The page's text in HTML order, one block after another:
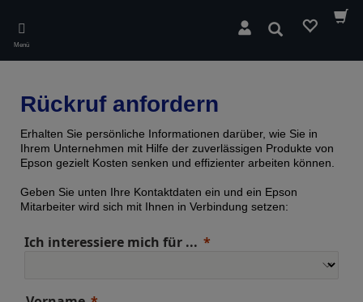
main
content
Menü
Suchen
Rückruf anfordern
Erhalten Sie persönliche Informationen darüber, wie Sie in
Ihrem Unternehmen mit Hilfe der zuverlässigen Produkte von
Epson gezielt Kosten senken und effizienter arbeiten können.
Geben Sie unten Ihre Kontaktdaten ein und ein Epson
Mitarbeiter wird sich mit Ihnen in Verbindung setzen:
Ich interessiere mich für ...